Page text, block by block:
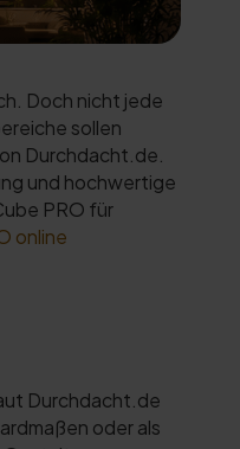
Doch nicht jede
sollen
Durchdacht.de.
und hochwertige
PRO für
online
Durchdacht.de
oder als